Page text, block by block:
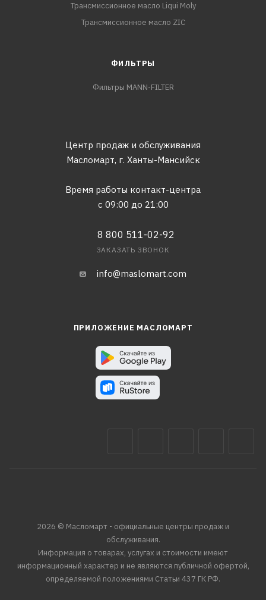
Трансмиссионное масло Liqui Moly
Трансмиссионное масло ZIC
ФИЛЬТРЫ
Фильтры MANN-FILTER
Центр продаж и обслуживания
Масломарт, г. Ханты-Мансийск
Время работы контакт-центра
с 09:00 до 21:00
8 800 511-02-92
ЗАКАЗАТЬ ЗВОНОК
info@maslomart.com
ПРИЛОЖЕНИЕ МАСЛОМАРТ
2026 © Масломарт - официальные центры продаж и
обслуживания.
Информация о товарах, услугах и стоимости имеют
информационный характер и не являются публичной офертой,
определяемой положениями Статьи 437 ГК РФ.